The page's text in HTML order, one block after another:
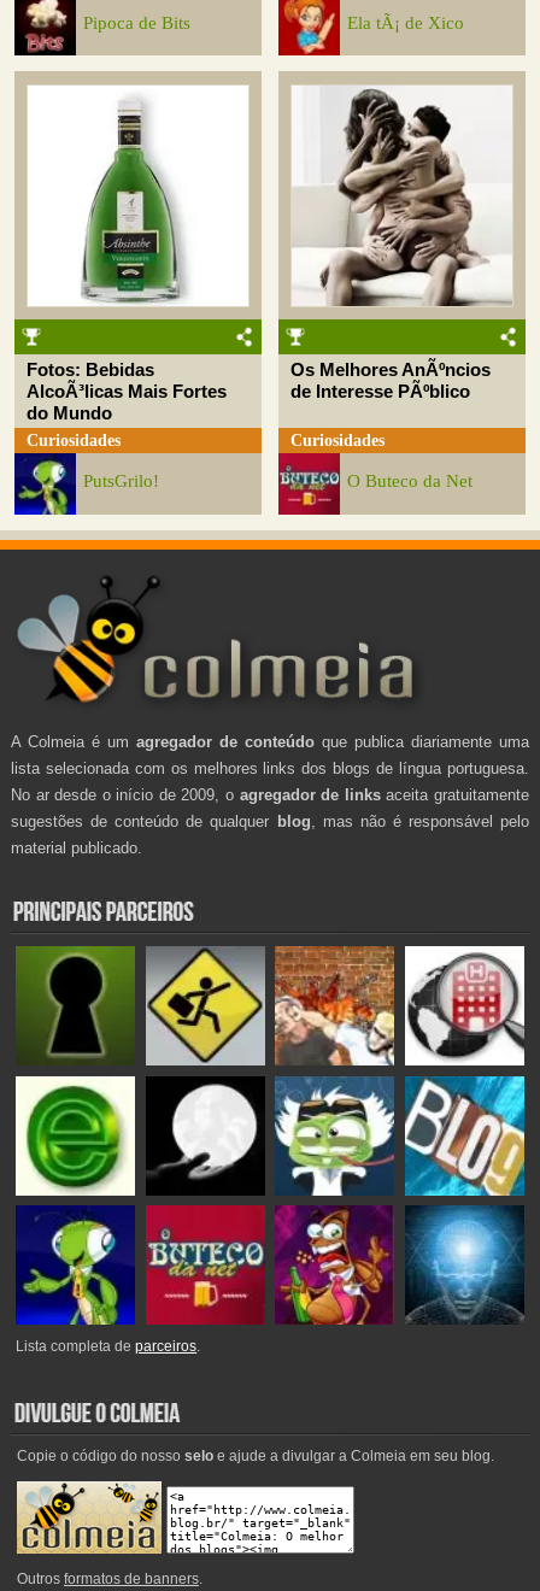
Pipoca de Bits Ela tÃ¡ de Xico
Fotos: Bebidas
AlcoÃ³licas Mais Fortes
do Mundo
Curiosidades
PutsGrilo!
Os Melhores AnÃºncios
de Interesse PÃºblico
Curiosidades
O Buteco da Net
A Colmeia é um agregador de conteúdo que publica diariamente uma
lista selecionada com os melhores links dos blogs de língua portuguesa.
No ar desde o início de 2009, o agregador de linksaceita gratuitamente
sugestões de conteúdo de qualquer blog , mas não é responsável pelo
material publicado.
Lista completa deparceiros.
Copie o código do nosso seloe ajude a divulgar a Colmeia em seu blog.
Outros formatos de banners.